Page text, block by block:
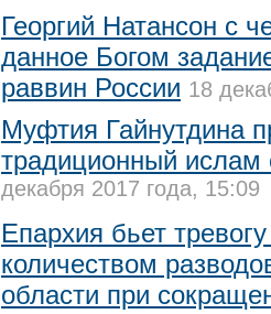
Георгий Натансон с
данное Богом
раввин России 18
Муфтия Гайнутдина
традиционный ислам
декабря 2017 года, 15:09
Епархия бьет
количеством
области при